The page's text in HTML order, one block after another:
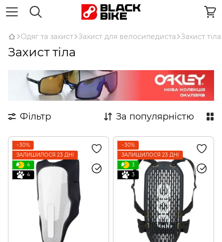
Одяг та захист Захист для велосипедиста Захист тіла
Захист тіла
Фільтр За популярністю
−30%
ЗАЛИШИЛОСЯ 23 ДНІ
4
4
−30%
ЗАЛИШИЛОСЯ 23 ДНІ
3
3